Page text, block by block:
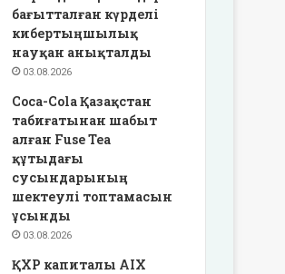
бағытталған күрделі
кибертыңшылық
науқан анықталды
03.08.2026
Coca-Cola Қазақстан
табиғатынан шабыт
алған Fuse Tea
құтыдағы
сусындарының
шектеулі топтамасын
ұсынды
03.08.2026
ҚХР капиталы AIX